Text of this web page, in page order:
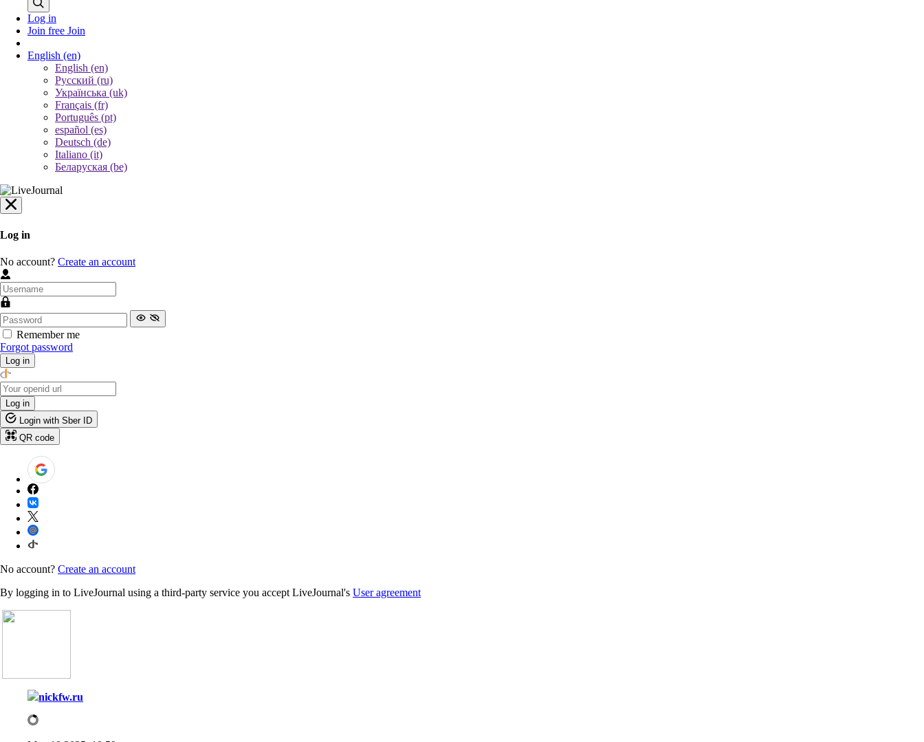
Log in
Join free Join
English (en)
English (en)
Русский (ru)
Українська (uk)
Français (fr)
Português (pt)
español (es)
Deutsch (de)
Italiano (it)
Беларуская (be)
Log in
No account? Create an account
Remember me
Forgot password
Log in
Log in
Login with Sber ID
QR code
No account? Create an account
By logging in to LiveJournal using a third-party service you accept LiveJournal's User agreement
nickfw.ru